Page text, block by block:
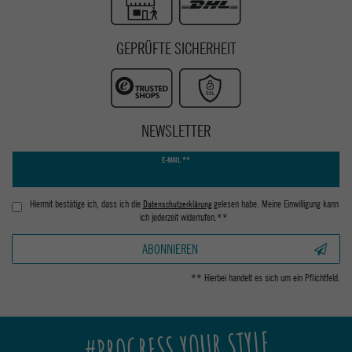
GEPRÜFTE SICHERHEIT
NEWSLETTER
E-MAIL **
Hiermit bestätige ich, dass ich die Daten­schutz­erklärunggelesen habe. Meine Einwilligung kann
ich jederzeit widerrufen.**
ABONNIEREN
** Hierbei handelt es sich um ein Pflichtfeld.